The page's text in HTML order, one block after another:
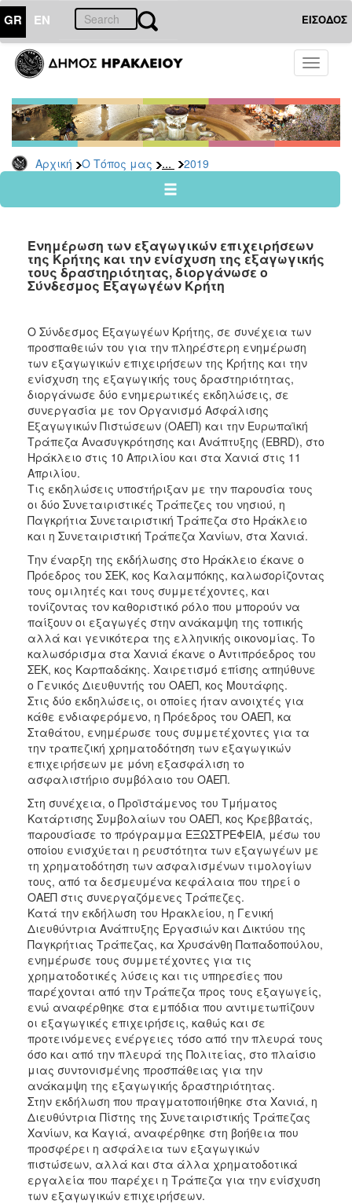
GR EN ΕΙΣΟΔΟΣ
Toggle
Αρχική Ο Τόπος μας ... 2019
ΤΟΠΟΣ
ΜΑΣ
Ανακοινώσεις
Αρχείο
2026
2024
2022
2021
2019
2018
2017
2016
2015
2012
2011
ΔΗΜΟΣ
ΠΟΛΙΤΙΣΜΟΣ
ΑΝΘΕΚΤΙΚΗ
ΠΟΛΗ
Eνημέρωση των εξαγωγικών επιχειρήσεων
της Κρήτης και την ενίσχυση της εξαγωγικής
τους δραστηριότητας, διοργάνωσε o
Σύνδεσμος Εξαγωγέων Κρήτη
Ο Σύνδεσμος Εξαγωγέων Κρήτης, σε συνέχεια των
προσπαθειών του για την πληρέστερη ενημέρωση
των εξαγωγικών επιχειρήσεων της Κρήτης και την
ενίσχυση της εξαγωγικής τους δραστηριότητας,
διοργάνωσε δύο ενημερωτικές εκδηλώσεις, σε
συνεργασία με τον Οργανισμό Ασφάλισης
Εξαγωγικών Πιστώσεων (ΟΑΕΠ) και την Ευρωπαϊκή
Τράπεζα Ανασυγκρότησης και Ανάπτυξης (EBRD), στο
Ηράκλειο στις 10 Απριλίου και στα Χανιά στις 11
Απριλίου.
Τις εκδηλώσεις υποστήριξαν με την παρουσία τους
οι δύο Συνεταιριστικές Τράπεζες του νησιού, η
Παγκρήτια Συνεταιριστική Τράπεζα στο Ηράκλειο
και η Συνεταιριστική Τράπεζα Χανίων, στα Χανιά.
Την έναρξη της εκδήλωσης στο Ηράκλειο έκανε ο
Πρόεδρος του ΣΕΚ, κος Καλαμπόκης, καλωσορίζοντας
τους ομιλητές και τους συμμετέχοντες, και
τονίζοντας τον καθοριστικό ρόλο που μπορούν να
παίξουν οι εξαγωγές στην ανάκαμψη της τοπικής
αλλά και γενικότερα της ελληνικής οικονομίας. Το
καλωσόρισμα στα Χανιά έκανε ο Αντιπρόεδρος του
ΣΕΚ, κος Καρπαδάκης. Χαιρετισμό επίσης απηύθυνε
ο Γενικός Διευθυντής του ΟΑΕΠ, κος Μουτάφης.
Στις δύο εκδηλώσεις, οι οποίες ήταν ανοιχτές για
κάθε ενδιαφερόμενο, η Πρόεδρος του ΟΑΕΠ, κα
Σταθάτου, ενημέρωσε τους συμμετέχοντες για τα
την τραπεζική χρηματοδότηση των εξαγωγικών
επιχειρήσεων με μόνη εξασφάλιση το
ασφαλιστήριο συμβόλαιο του ΟΑΕΠ.
Στη συνέχεια, ο Προϊστάμενος του Τμήματος
Κατάρτισης Συμβολαίων του ΟΑΕΠ, κος Κρεββατάς,
παρουσίασε το πρόγραμμα ΕΞΩΣΤΡΕΦΕΙΑ, μέσω του
οποίου ενισχύεται η ρευστότητα των εξαγωγέων με
τη χρηματοδότηση των ασφαλισμένων τιμολογίων
τους, από τα δεσμευμένα κεφάλαια που τηρεί ο
ΟΑΕΠ στις συνεργαζόμενες Τράπεζες.
Κατά την εκδήλωση του Ηρακλείου, η Γενική
Διευθύντρια Ανάπτυξης Εργασιών και Δικτύου της
Παγκρήτιας Τράπεζας, κα Χρυσάνθη Παπαδοπούλου,
ενημέρωσε τους συμμετέχοντες για τις
χρηματοδοτικές λύσεις και τις υπηρεσίες που
παρέχονται από την Τράπεζα προς τους εξαγωγείς,
ενώ αναφέρθηκε στα εμπόδια που αντιμετωπίζουν
οι εξαγωγικές επιχειρήσεις, καθώς και σε
προτεινόμενες ενέργειες τόσο από την πλευρά τους
όσο και από την πλευρά της Πολιτείας, στο πλαίσιο
μιας συντονισμένης προσπάθειας για την
ανάκαμψη της εξαγωγικής δραστηριότητας.
Στην εκδήλωση που πραγματοποιήθηκε στα Χανιά, η
Διευθύντρια Πίστης της Συνεταιριστικής Τράπεζας
Χανίων, κα Καγιά, αναφέρθηκε στη βοήθεια που
προσφέρει η ασφάλεια των εξαγωγικών
πιστώσεων, αλλά και στα άλλα χρηματοδοτικά
εργαλεία που παρέχει η Τράπεζα για την ενίσχυση
των εξαγωγικών επιχειρήσεων.